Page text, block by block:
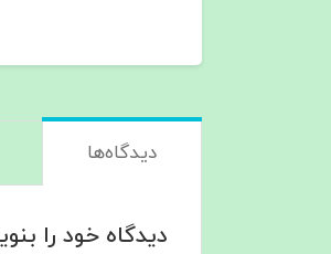
دیدگاه‌ها
دیدگاه خود را